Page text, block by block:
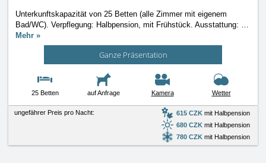
Unterkunftskapazität von 25 Betten (alle Zimmer mit eigenem
Bad/WC). Verpflegung: Halbpension, mit Frühstück. Ausstattung: …
Mehr »
Ganze Präsentation
25 Betten auf Anfrage Kamera Wetter
ungefährer Preis pro Nacht: 615 CZK mit Halbpension
680 CZK mit Halbpension
780 CZK mit Halbpension